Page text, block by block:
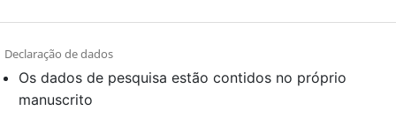
Declaração de dados
Os dados de pesquisa estão contidos no próprio
manuscrito